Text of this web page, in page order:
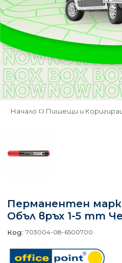
Начало Пишещи и
Перманентен
Объл връх 1-5 mm
Код: 703004-08-6500700